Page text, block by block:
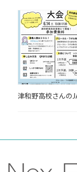
津和野高校さんの